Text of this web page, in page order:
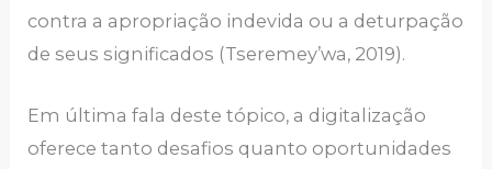
contra a apropriação indevida ou a deturpação
de seus significados (Tseremey’wa, 2019).
Em última fala deste tópico, a digitalização
oferece tanto desafios quanto oportunidades